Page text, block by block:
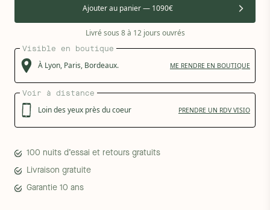
Ajouter au panier — 1090€
Livré sous 8 à 12 jours ouvrés
Visible en boutique
À Lyon, Paris, Bordeaux. ME RENDRE EN BOUTIQUE
Voir à distance
Loin des yeux près du coeur PRENDRE UN RDV VISIO
100 nuits d’essai et retours gratuits
Livraison gratuite
Garantie 10 ans